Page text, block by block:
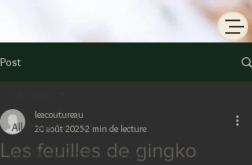
Post
All Posts
Des bijoux brodés, c'est quoi ?
Les feuilles de gingko
leacoutureau
20 août 20252 min de lecture